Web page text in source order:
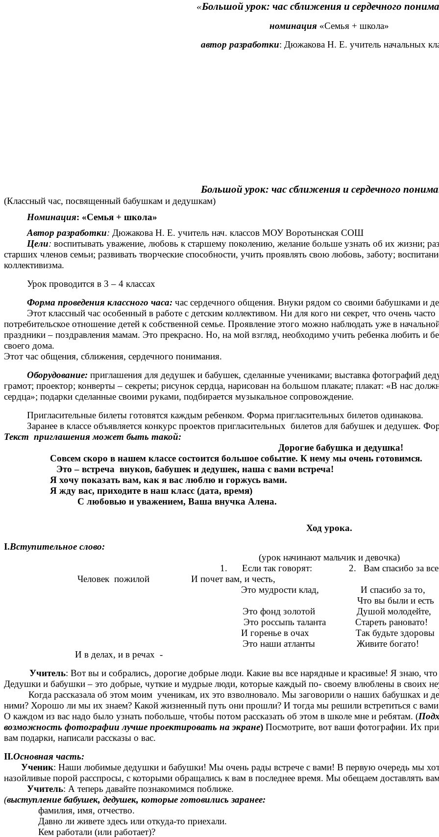
«Большой урок: час сближения и сердечного
номинация «Семья + школа»
автор разработки: Дюжакова Н. Е. учитель начальных
Большой урок: час сближения и сердечного
(Классный час, посвященный бабушкам и дедушкам)
Номинация: «Семья + школа»
Автор разработки:Дюжакова Н. Е. учитель нач. классов МОУ Воротынская СОШ
Цели: воспитывать уважение, любовь к старшему поколению, желание больше узнать об их жизни;
старших членов семьи; развивать творческие способности, учить проявлять свою любовь, заботу;
коллективизма.
Урок проводится в 3 – 4 классах
Форма проведения классного часа: час сердечного общения. Внуки рядом со своими бабушками и
Этот классный час особенный в работе с детским коллективом. Ни для кого ни секрет, что очень
потребительское отношение детей к собственной семье. Проявление этого можно наблюдать уже в
праздники – поздравления мамам. Это прекрасно. Но, на мой взгляд, необходимо учить ребенка любить и
своего дома.
Этот час общения, сближения, сердечного понимания.
Оборудование: приглашения для дедушек и бабушек, сделанные учениками; выставка фотографий
грамот; проектор; конверты – секреты; рисунок сердца, нарисован на большом плакате; плакат: «В нас
сердца»; подарки сделанные своими руками, подбирается музыкальное сопровождение.
Пригласительные билеты готовятся каждым ребенком. Форма пригласительных билетов одинакова.
Заранее в классе объявляется конкурс проектов пригласительных билетов для бабушек и дедушек.
Текст приглашения может быть такой:
Дорогие бабушка и дедушка!
Совсем скоро в нашем классе состоится большое событие. К нему мы очень готовимся.
Это – встреча внуков, бабушек и дедушек, наша с вами встреча!
Я хочу показать вам, как я вас люблю и горжусь вами.
Я жду вас, приходите в наш класс (дата, время)
С любовью и уважением, Ваша внучка Алена.
Ход урока.
I.Вступительное слово:
(урок начинают мальчик и девочка)
1. Если так говорят: 2. Вам спасибо за все
Человек пожилой И почет вам, и честь,
Это мудрости клад, И спасибо за то,
Что вы были и есть
Это фонд золотой Душой молодейте,
Это россыпь таланта Стареть рановато!
И горенье в очах Так будьте здоровы
Это наши атланты Живите богато!
И в делах, и в речах -
Учитель: Вот вы и собрались, дорогие добрые люди. Какие вы все нарядные и красивые! Я знаю, что
Дедушки и бабушки – это добрые, чуткие и мудрые люди, которые каждый по- своему влюблены в своих
Когда рассказала об этом моим ученикам, их это взволновало. Мы заговорили о наших бабушках и
ними? Хорошо ли мы их знаем? Какой жизненный путь они прошли? И тогда мы решили встретиться с
О каждом из вас надо было узнать побольше, чтобы потом рассказать об этом в школе мне и ребятам. (
возможность фотографии лучше проектировать на экране) Посмотрите, вот ваши фотографии. Их
вам подарки, написали рассказы о вас.
II.Основная часть:
Ученик: Наши любимые дедушки и бабушки! Мы очень рады встрече с вами! В первую очередь мы
назойливые порой расспросы, с которыми обращались к вам в последнее время. Мы обещаем доставлять
Учитель: А теперь давайте познакомимся поближе.
(выступление бабушек, дедушек, которые готовились заранее:
фамилия, имя, отчество.
Давно ли живете здесь или откуда-то приехали.
Кем работали (или работает)?